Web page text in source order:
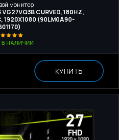
монитор
CURVED, 180HZ,
1920Х1080 (90LM0A90-
В НАЛИЧИИ
КУПИТЬ